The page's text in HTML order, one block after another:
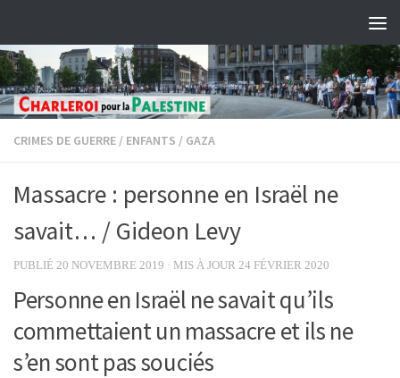
CRIMES DE GUERRE / ENFANTS / GAZA
Massacre : personne en Israël ne
savait… / Gideon Levy
PUBLIÉ 20 NOVEMBRE 2019 · MIS À JOUR 24 FÉVRIER 2020
Personne en Israël ne savait qu’ils
commettaient un massacre et ils ne
s’en sont pas souciés